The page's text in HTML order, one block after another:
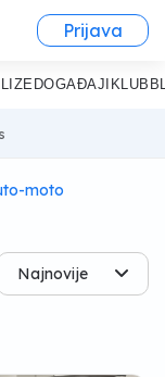
Prijava
DOGAĐAJI KLUB
moto
Najnovije